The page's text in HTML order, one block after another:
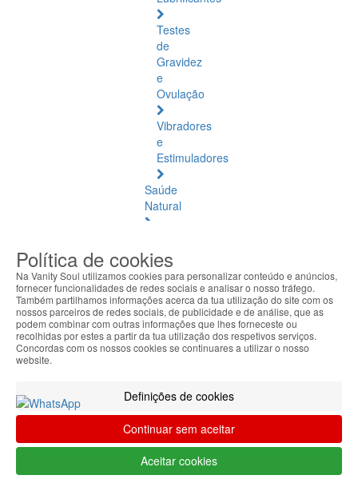
Testes
de
Gravidez
e
Ovulação
Vibradores
e
Estimuladores
Saúde
Natural
Natural
Ver
todos
Âmbar
Báltico
Músculos
Bem-
Estar
Quotidiano
Política de cookies
Na Vanity Soul utilizamos cookies para personalizar conteúdo e anúncios,
fornecer funcionalidades de redes sociais e analisar o nosso tráfego.
Também partilhamos informações acerca da tua utilização do site com os
nossos parceiros de redes sociais, de publicidade e de análise, que as
podem combinar com outras informações que lhes forneceste ou
recolhidas por estes a partir da tua utilização dos respetivos serviços.
Concordas com os nossos cookies se continuares a utilizar o nosso
website.
Definições de cookies
Continuar sem aceitar
Aceitar cookies